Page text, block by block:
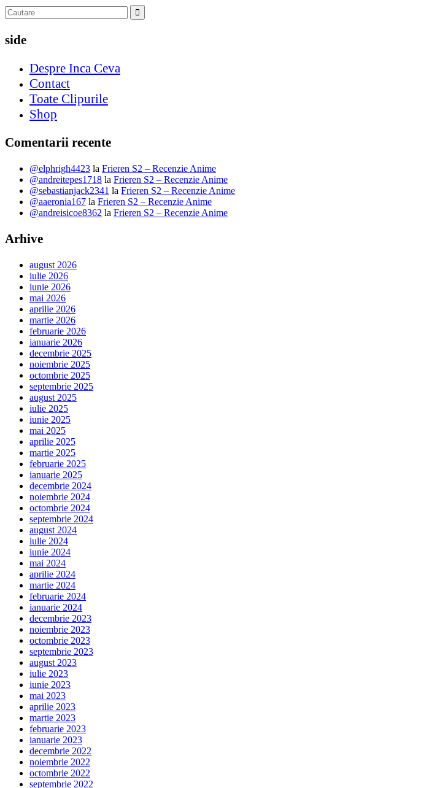
side
Despre Inca Ceva
Contact
Toate Clipurile
Shop
Comentarii recente
@elphrigh4423 la Frieren S2 – Recenzie Anime
@andreitepes1718 la Frieren S2 – Recenzie Anime
@sebastianjack2341 la Frieren S2 – Recenzie Anime
@aaeronia167 la Frieren S2 – Recenzie Anime
@andreisicoe8362 la Frieren S2 – Recenzie Anime
Arhive
august 2026
iulie 2026
iunie 2026
mai 2026
aprilie 2026
martie 2026
februarie 2026
ianuarie 2026
decembrie 2025
noiembrie 2025
octombrie 2025
septembrie 2025
august 2025
iulie 2025
iunie 2025
mai 2025
aprilie 2025
martie 2025
februarie 2025
ianuarie 2025
decembrie 2024
noiembrie 2024
octombrie 2024
septembrie 2024
august 2024
iulie 2024
iunie 2024
mai 2024
aprilie 2024
martie 2024
februarie 2024
ianuarie 2024
decembrie 2023
noiembrie 2023
octombrie 2023
septembrie 2023
august 2023
iulie 2023
iunie 2023
mai 2023
aprilie 2023
martie 2023
februarie 2023
ianuarie 2023
decembrie 2022
noiembrie 2022
octombrie 2022
septembrie 2022